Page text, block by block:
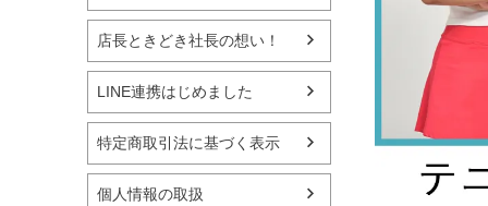
店長ときどき社長の想い！
LINE連携はじめました
特定商取引法に基づく表示
個人情報の取扱